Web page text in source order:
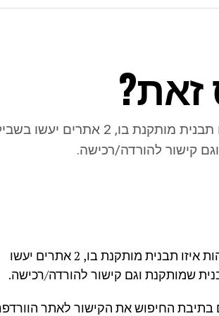
זאת?
נתקלתם באתר שנבנה במערכת וורדפרס ורוצים לזהות איזו תבנית
קישור להורדה/רכישה.
נתקלתם באתר שנבנה במערכת וורדפרס ואתם רוצים לזהות איזו תבנית מותקנת בו, 2 אתרים יעשו
שמותקנת וגם קישור להורדה/רכישה.
בתיבת החיפוש את הקישור לאתר